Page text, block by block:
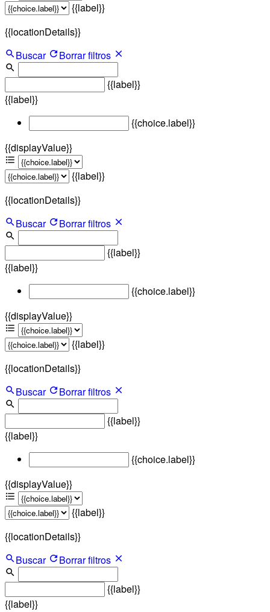
{{label}}
{{locationDetails}}
Buscar
Borrar filtros
{{label}}
{{label}}
{{choice.label}}
{{displayValue}}
{{label}}
{{locationDetails}}
Buscar
Borrar filtros
{{label}}
{{label}}
{{choice.label}}
{{displayValue}}
{{label}}
{{locationDetails}}
Buscar
Borrar filtros
{{label}}
{{label}}
{{choice.label}}
{{displayValue}}
{{label}}
{{locationDetails}}
Buscar
Borrar filtros
{{label}}
{{label}}